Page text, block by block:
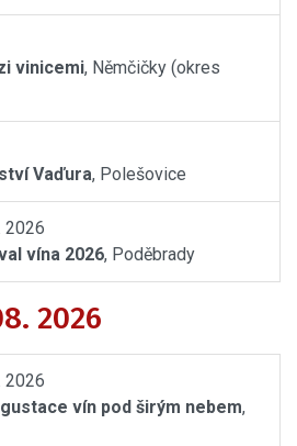
vinicemi, Němčičky (okres
Vaďura, Polešovice
2026
vína 2026, Poděbrady
2026
2026
vín pod širým nebem,